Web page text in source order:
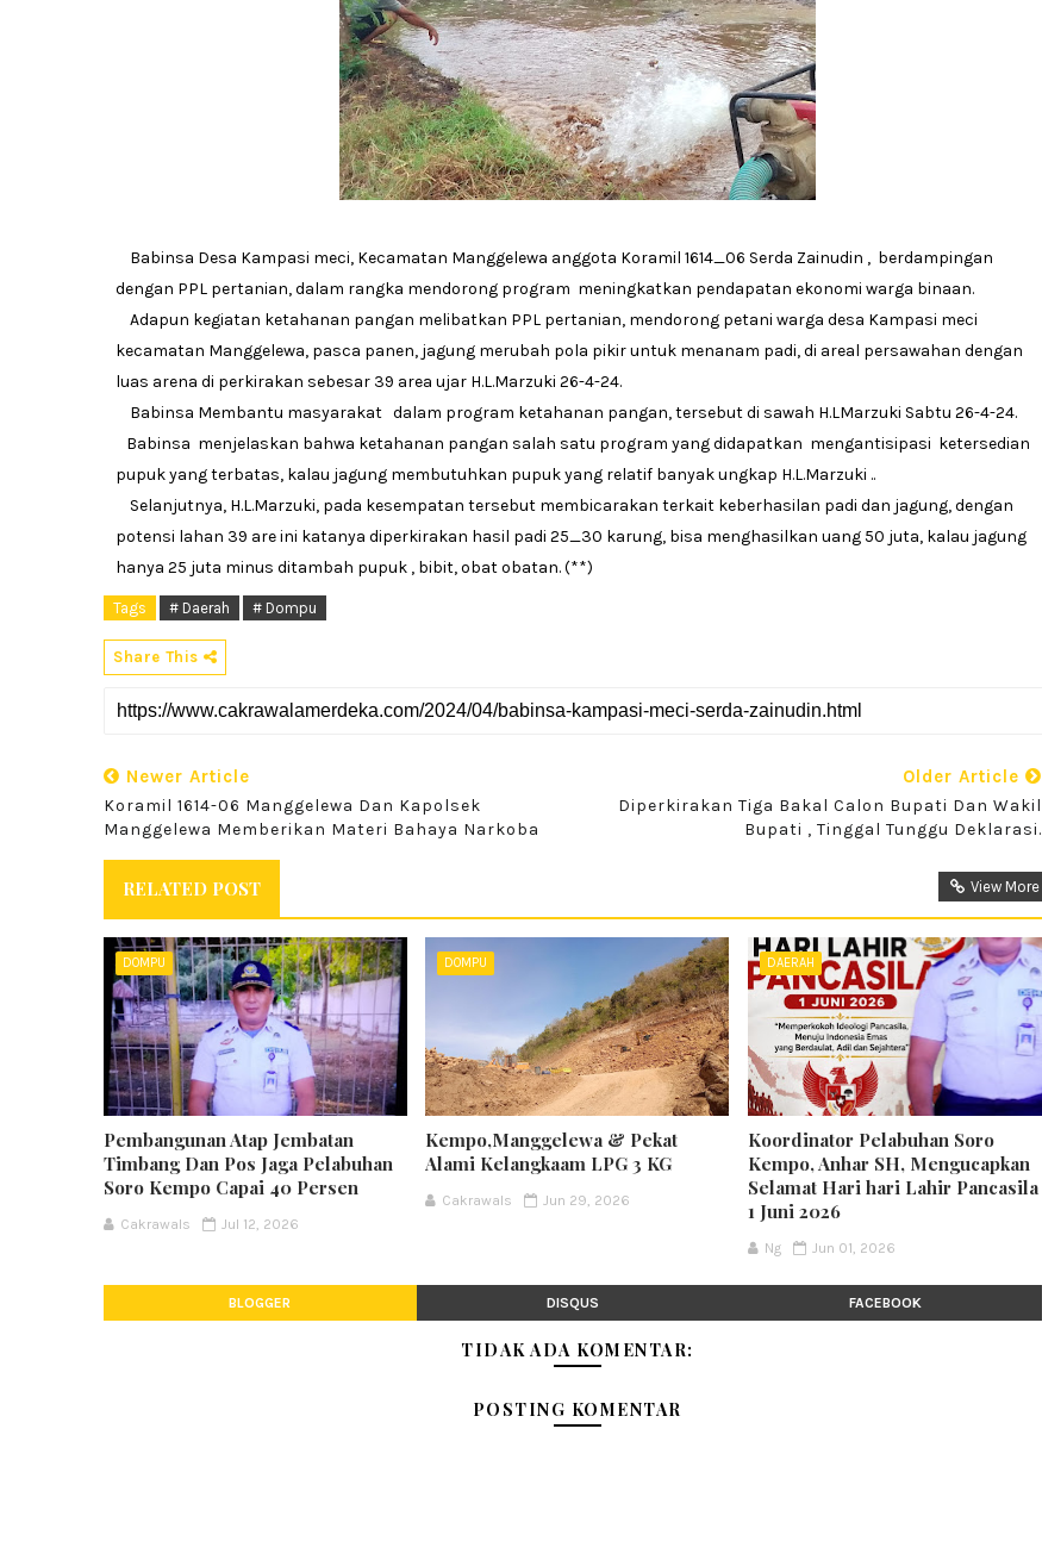
Babinsa Desa Kampasi meci, Kecamatan Manggelewa anggota Koramil 1614_06 Serda Zainudin , berdampingan
dengan PPL pertanian, dalam rangka mendorong program meningkatkan pendapatan ekonomi warga binaan.
Adapun kegiatan ketahanan pangan melibatkan PPL pertanian, mendorong petani warga desa Kampasi meci
kecamatan Manggelewa, pasca panen, jagung merubah pola pikir untuk menanam padi, di areal persawahan dengan
luas arena di perkirakan sebesar 39 area ujar H.L.Marzuki 26-4-24.
Babinsa Membantu masyarakat dalam program ketahanan pangan, tersebut di sawah H.LMarzuki Sabtu 26-4-24.
Babinsa menjelaskan bahwa ketahanan pangan salah satu program yang didapatkan mengantisipasi ketersedian
pupuk yang terbatas, kalau jagung membutuhkan pupuk yang relatif banyak ungkap H.L.Marzuki ..
Selanjutnya, H.L.Marzuki, pada kesempatan tersebut membicarakan terkait keberhasilan padi dan jagung, dengan
potensi lahan 39 are ini katanya diperkirakan hasil padi 25_30 karung, bisa menghasilkan uang 50 juta, kalau jagung
hanya 25 juta minus ditambah pupuk , bibit, obat obatan. (**)
Tags # Daerah # Dompu
Share This
Newer Article
Koramil 1614-06 Manggelewa Dan Kapolsek
Manggelewa Memberikan Materi Bahaya Narkoba
Older Article
Diperkirakan Tiga Bakal Calon Bupati Dan Wakil
Bupati , Tinggal Tunggu Deklarasi.
RELATED POST View More
DOMPU
Pembangunan Atap Jembatan
Timbang Dan Pos Jaga Pelabuhan
Soro Kempo Capai 40 Persen
Cakrawals Jul 12, 2026
DOMPU
Kempo,Manggelewa & Pekat
Alami Kelangkaam LPG 3 KG
Cakrawals Jun 29, 2026
DAERAH
Koordinator Pelabuhan Soro
Kempo, Anhar SH, Mengucapkan
Selamat Hari hari Lahir Pancasila
1 Juni 2026
Ng Jun 01, 2026
BLOGGER DISQUS FACEBOOK
TIDAK ADA KOMENTAR:
POSTING KOMENTAR